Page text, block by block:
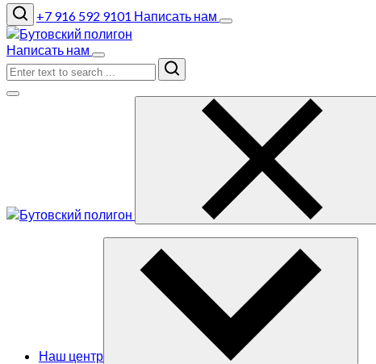
+7 916 592 9101 Написать нам
Написать нам
Search
Наш центр